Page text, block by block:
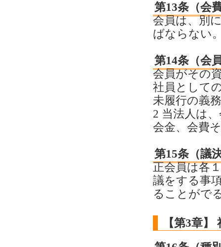
第13条（会
会員は、別
ばならない
第14条（会
会員がその
社員として
未履行の義
2 当法人は
会金、会費
第15条（議
正会員は各
議をする事
ることがで
【第3章】